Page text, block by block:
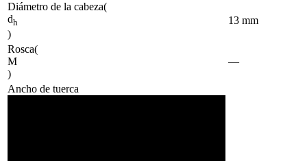
Diámetro de la cabeza(
dh
)
13 mm
Rosca(
M
)
—
Ancho de tuerca